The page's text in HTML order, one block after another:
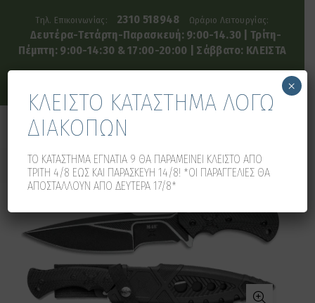
Τηλ. Επικοινωνίας: 2310 518948 Ωράριο Λειτουργίας:
Δευτέρα-Τετάρτη-Παρασκευή: 9:00-14.30 | Τρίτη-
Πέμπτη: 9:00-14:30 & 17:00-20:00 | Σάββατο: ΚΛΕΙΣΤΑ
ΚΛΕΙΣΤΟ ΚΑΤΑΣΤΗΜΑ ΛΟΓΩ
ΔΙΑΚΟΠΩΝ
ΤΟ ΚΑΤΑΣΤΗΜΑ ΕΓΝΑΤΙΑ 9 ΘΑ ΠΑΡΑΜΕΙΝΕΙ ΚΛΕΙΣΤΟ ΑΠΟ
ΤΡΙΤΗ 4/8 ΕΩΣ ΚΑΙ ΠΑΡΑΣΚΕΥΗ 14/8! *ΟΙ ΠΑΡΑΓΓΕΛΙΕΣ ΘΑ
ΑΠΟΣΤΑΛΛΟΥΝ ΑΠΟ ΔΕΥΤΕΡΑ 17/8*
×